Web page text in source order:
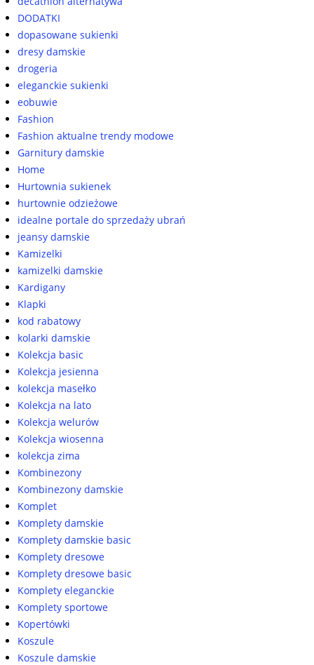
DODATKI
dopasowane sukienki
dresy damskie
drogeria
eleganckie sukienki
eobuwie
Fashion
Fashion aktualne trendy modowe
Garnitury damskie
Home
Hurtownia sukienek
hurtownie odzieżowe
idealne portale do sprzedaży ubrań
jeansy damskie
Kamizelki
kamizelki damskie
Kardigany
Klapki
kod rabatowy
kolarki damskie
Kolekcja basic
Kolekcja jesienna
kolekcja masełko
Kolekcja na lato
Kolekcja welurów
Kolekcja wiosenna
kolekcja zima
Kombinezony
Kombinezony damskie
Komplet
Komplety damskie
Komplety damskie basic
Komplety dresowe
Komplety dresowe basic
Komplety eleganckie
Komplety sportowe
Kopertówki
Koszule
Koszule damskie